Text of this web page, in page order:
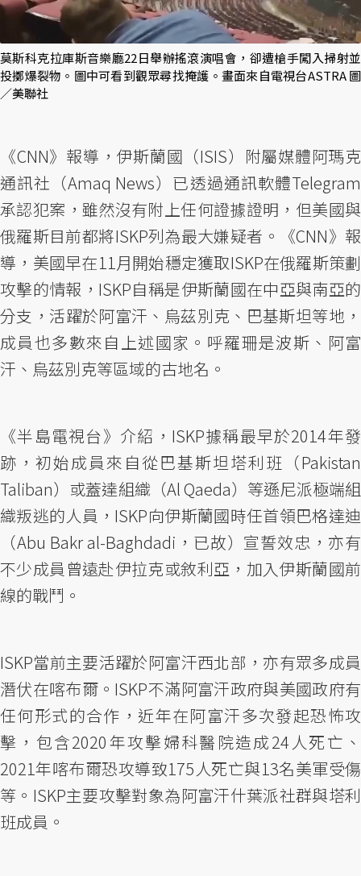
莫斯科克拉庫斯音樂廳22日舉辦搖滾演唱會，卻遭槍手闖入掃射並
投擲爆裂物。圖中可看到觀眾尋找掩護。畫面來自電視台ASTRA 圖
／美聯社
《CNN》報導，伊斯蘭國（ISIS）附屬媒體阿瑪克
通訊社（Amaq News）已透過通訊軟體Telegram
承認犯案，雖然沒有附上任何證據證明，但美國與
俄羅斯目前都將ISKP列為最大嫌疑者。《CNN》報
導，美國早在11月開始穩定獲取ISKP在俄羅斯策劃
攻擊的情報，ISKP自稱是伊斯蘭國在中亞與南亞的
分支，活躍於阿富汗、烏茲別克、巴基斯坦等地，
成員也多數來自上述國家。呼羅珊是波斯、阿富
汗、烏茲別克等區域的古地名。
《半島電視台》介紹，ISKP據稱最早於2014年發
跡，初始成員來自從巴基斯坦塔利班（Pakistan
Taliban）或蓋達組織（Al Qaeda）等遜尼派極端組
織叛逃的人員，ISKP向伊斯蘭國時任首領巴格達迪
（Abu Bakr al-Baghdadi，已故）宣誓效忠，亦有
不少成員曾遠赴伊拉克或敘利亞，加入伊斯蘭國前
線的戰鬥。
ISKP當前主要活躍於阿富汗西北部，亦有眾多成員
潛伏在喀布爾。ISKP不滿阿富汗政府與美國政府有
任何形式的合作，近年在阿富汗多次發起恐怖攻
擊，包含2020年攻擊婦科醫院造成24人死亡、
2021年喀布爾恐攻導致175人死亡與13名美軍受傷
等。ISKP主要攻擊對象為阿富汗什葉派社群與塔利
班成員。